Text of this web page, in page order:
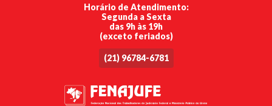
Horário de Atendimento:
Segunda a Sexta
das 9h às 19h
(exceto feriados)
(21) 96784-6781